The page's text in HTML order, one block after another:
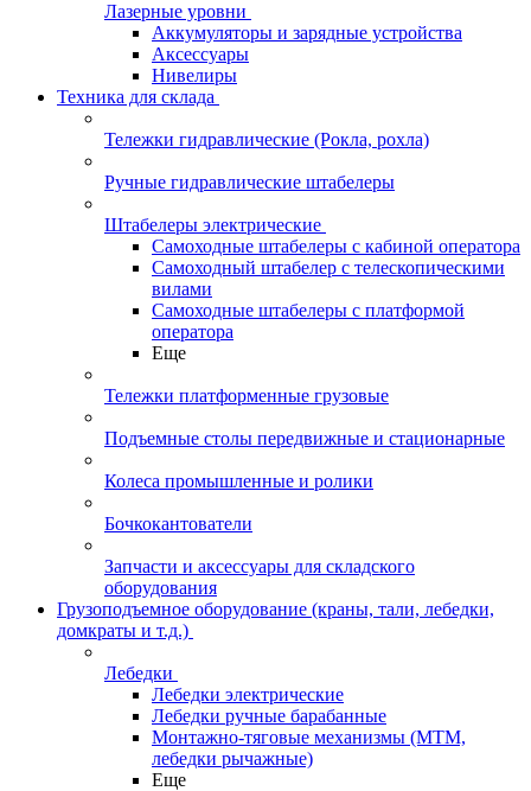
Лазерные уровни
Аккумуляторы и зарядные устройства
Аксессуары
Нивелиры
Техника для склада
Тележки гидравлические (Рокла, рохла)
Ручные гидравлические штабелеры
Штабелеры электрические
Самоходные штабелеры с кабиной оператора
Самоходный штабелер с телескопическими
вилами
Самоходные штабелеры с платформой
оператора
Еще
Тележки платформенные грузовые
Подъемные столы передвижные и стационарные
Колеса промышленные и ролики
Бочкокантователи
Запчасти и аксессуары для складского
оборудования
Грузоподъемное оборудование (краны, тали, лебедки,
домкраты и т.д.)
Лебедки
Лебедки электрические
Лебедки ручные барабанные
Монтажно-тяговые механизмы (МТМ,
лебедки рычажные)
Еще